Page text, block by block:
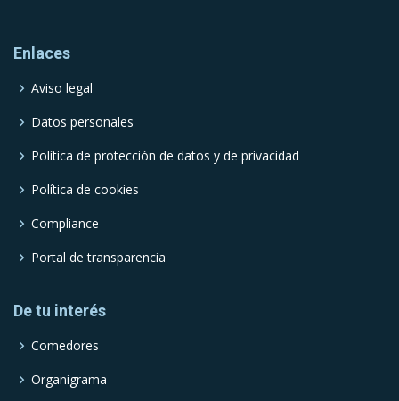
Enlaces
Aviso legal
Datos personales
Política de protección de datos y de privacidad
Política de cookies
Compliance
Portal de transparencia
De tu interés
Comedores
Organigrama